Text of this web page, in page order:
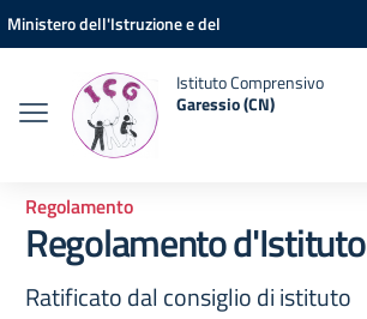
Vai ai contenuti
Vai al menu di navigazione
Vai al footer
Ministero dell'Istruzione e del
Istituto Comprensivo
Garessio (CN)
Regolamento
Regolamento d'Istituto
Ratificato dal consiglio di istituto